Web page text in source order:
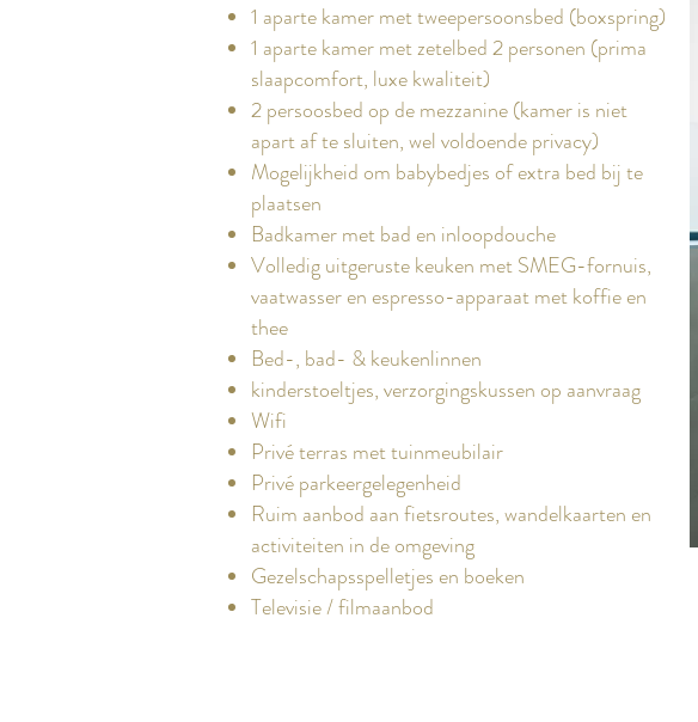
1 aparte kamer met tweepersoonsbed (boxspring)
1 aparte kamer met zetelbed 2 personen (prima
slaapcomfort, luxe kwaliteit)
2 persoosbed op de mezzanine (kamer is niet
apart af te sluiten, wel voldoende privacy)
Mogelijkheid om babybedjes of extra bed bij te
plaatsen
Badkamer met bad en inloopdouche
Volledig uitgeruste keuken met SMEG-fornuis,
vaatwasser en espresso-apparaat met koffie en
thee
Bed-, bad- & keukenlinnen
kinderstoeltjes, verzorgingskussen op aanvraag
Wifi
Privé terras met tuinmeubilair
Privé parkeergelegenheid
Ruim aanbod aan fietsroutes, wandelkaarten en
activiteiten in de omgeving
Gezelschapsspelletjes en boeken
Televisie / filmaanbod